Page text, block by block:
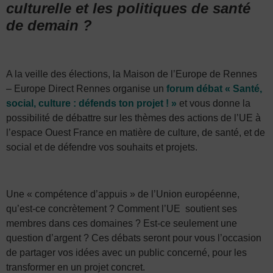
culturelle et les politiques de santé
de demain ?
A la veille des élections, la Maison de l’Europe de Rennes
– Europe Direct Rennes organise un forum débat « Santé,
social, culture : défends ton projet ! » et vous donne la
possibilité de débattre sur les thèmes des actions de l’UE à
l’espace Ouest France en matière de culture, de santé, et de
social et de défendre vos souhaits et projets.
Une « compétence d’appuis » de l’Union européenne,
qu’est-ce concrètement ? Comment l’UE soutient ses
membres dans ces domaines ? Est-ce seulement une
question d’argent ? Ces débats seront pour vous l’occasion
de partager vos idées avec un public concerné, pour les
transformer en un projet concret.